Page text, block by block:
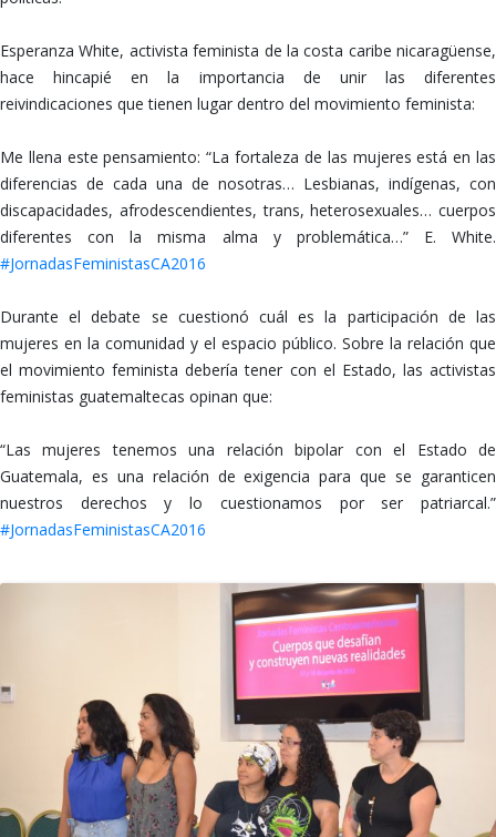
Esperanza White, activista feminista de la costa caribe nicaragüense,
hace hincapié en la importancia de unir las diferentes
reivindicaciones que tienen lugar dentro del movimiento feminista:
Me llena este pensamiento: “La fortaleza de las mujeres está en las
diferencias de cada una de nosotras… Lesbianas, indígenas, con
discapacidades, afrodescendientes, trans, heterosexuales… cuerpos
diferentes con la misma alma y problemática…” E. White.
‪#‎JornadasFeministasCA2016
Durante el debate se cuestionó cuál es la participación de las
mujeres en la comunidad y el espacio público. Sobre la relación que
el movimiento feminista debería tener con el Estado, las activistas
feministas guatemaltecas opinan que:
“Las mujeres tenemos una relación bipolar con el Estado de
Guatemala, es una relación de exigencia para que se garanticen
nuestros derechos y lo cuestionamos por ser patriarcal.”
‪#‎JornadasFeministasCA2016